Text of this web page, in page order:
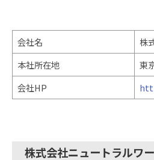
会社名
株
本社所在地
東
会社HP
株式会社ニュートラルワ